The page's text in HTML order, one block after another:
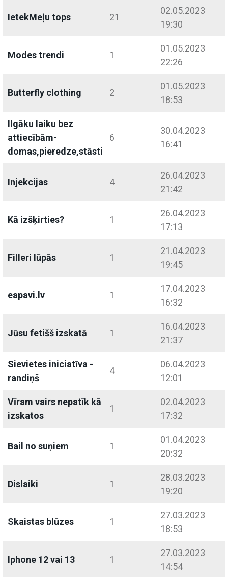
IetekMeļu tops 21
02.05.2023
19:30
Modes trendi 1
01.05.2023
22:26
Butterfly clothing 2
01.05.2023
18:53
Ilgāku laiku bez
attiecībām-
domas,pieredze,stāsti
6
30.04.2023
16:41
Injekcijas 4
26.04.2023
21:42
Kā izšķirties? 1
26.04.2023
17:13
Filleri lūpās 1
21.04.2023
19:45
eapavi.lv 1
17.04.2023
16:32
Jūsu fetišš izskatā 1
16.04.2023
21:37
Sievietes iniciatīva -
randiņš
4
06.04.2023
12:01
Vīram vairs nepatīk kā
izskatos
1
02.04.2023
17:32
Bail no suņiem 1
01.04.2023
20:32
Dislaiki 1
28.03.2023
19:20
Skaistas blūzes 1
27.03.2023
18:53
Iphone 12 vai 13 1
27.03.2023
14:54